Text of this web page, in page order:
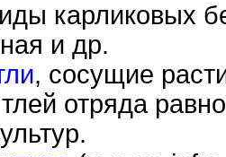
карликовых
и др.
, сосущие
отряда